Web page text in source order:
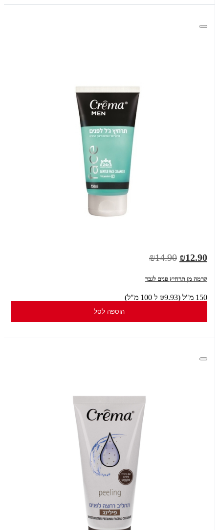
₪12.90
₪14.90
קרמה מן תרחיץ פנים לגבר
150 מ"ל (₪9.93 ל 100 מ"ל)
הוספה לסל